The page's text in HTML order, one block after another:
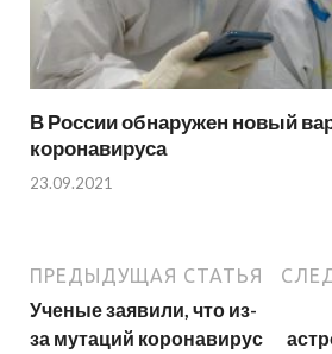
В России обнаружен новый
коронавируса
23.09.2021
ПРЕДЫДУЩАЯ СТАТЬЯ
Ученые заявили, что из-
за мутаций коронавирус